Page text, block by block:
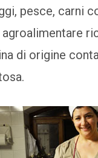
pesce, carni
di origine